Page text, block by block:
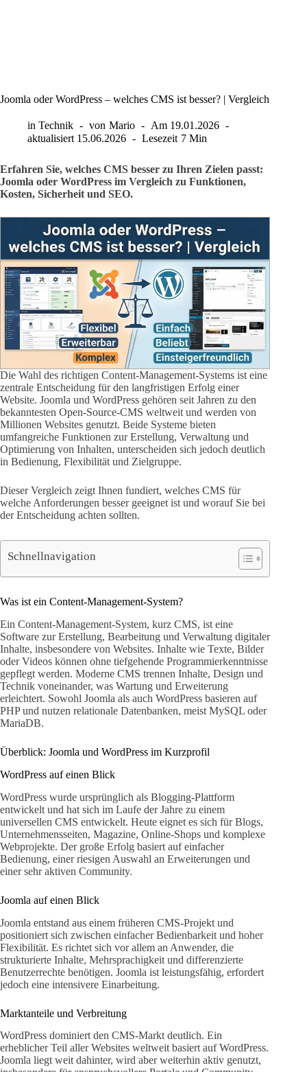
Joomla oder WordPress – welches CMS ist besser? | Vergleich
in Technik von Mario Am 19.01.2026
aktualisiert 15.06.2026 Lesezeit 7 Min
Erfahren Sie, welches CMS besser zu Ihren Zielen passt:
Joomla oder WordPress im Vergleich zu Funktionen,
Kosten, Sicherheit und SEO.
Die Wahl des richtigen Content-Management-Systems ist eine
zentrale Entscheidung für den langfristigen Erfolg einer
Website. Joomla und WordPress gehören seit Jahren zu den
bekanntesten Open-Source-CMS weltweit und werden von
Millionen Websites genutzt. Beide Systeme bieten
umfangreiche Funktionen zur Erstellung, Verwaltung und
Optimierung von Inhalten, unterscheiden sich jedoch deutlich
in Bedienung, Flexibilität und Zielgruppe.
Dieser Vergleich zeigt Ihnen fundiert, welches CMS für
welche Anforderungen besser geeignet ist und worauf Sie bei
der Entscheidung achten sollten.
Schnellnavigation
Was ist ein Content-Management-System?
Ein Content-Management-System, kurz CMS, ist eine
Software zur Erstellung, Bearbeitung und Verwaltung digitaler
Inhalte, insbesondere von Websites. Inhalte wie Texte, Bilder
oder Videos können ohne tiefgehende Programmierkenntnisse
gepflegt werden. Moderne CMS trennen Inhalte, Design und
Technik voneinander, was Wartung und Erweiterung
erleichtert. Sowohl Joomla als auch WordPress basieren auf
PHP und nutzen relationale Datenbanken, meist MySQL oder
MariaDB.
Überblick: Joomla und WordPress im Kurzprofil
WordPress auf einen Blick
WordPress wurde ursprünglich als Blogging-Plattform
entwickelt und hat sich im Laufe der Jahre zu einem
universellen CMS entwickelt. Heute eignet es sich für Blogs,
Unternehmensseiten, Magazine, Online-Shops und komplexe
Webprojekte. Der große Erfolg basiert auf einfacher
Bedienung, einer riesigen Auswahl an Erweiterungen und
einer sehr aktiven Community.
Joomla auf einen Blick
Joomla entstand aus einem früheren CMS-Projekt und
positioniert sich zwischen einfacher Bedienbarkeit und hoher
Flexibilität. Es richtet sich vor allem an Anwender, die
strukturierte Inhalte, Mehrsprachigkeit und differenzierte
Benutzerrechte benötigen. Joomla ist leistungsfähig, erfordert
jedoch eine intensivere Einarbeitung.
Marktanteile und Verbreitung
WordPress dominiert den CMS-Markt deutlich. Ein
erheblicher Teil aller Websites weltweit basiert auf WordPress.
Joomla liegt weit dahinter, wird aber weiterhin aktiv genutzt,